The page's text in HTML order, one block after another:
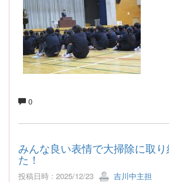
0
みんな良い表情で大掃除に取
た！
投稿日時 : 2025/12/23 吉川中主担